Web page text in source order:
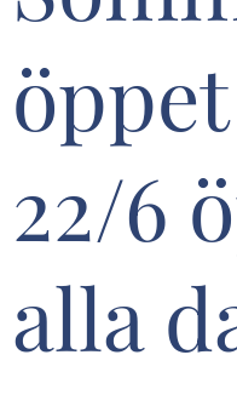
22/6
alla